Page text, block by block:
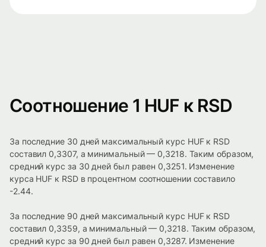
Соотношение 1 HUF к RSD
За последние 30 дней максимальный курс HUF к RSD
составил 0,3307, а минимальный — 0,3218. Таким образом,
средний курс за 30 дней был равен 0,3251. Изменение
курса HUF к RSD в процентном соотношении составило
-2.44.
За последние 90 дней максимальный курс HUF к RSD
составил 0,3359, а минимальный — 0,3218. Таким образом,
средний курс за 90 дней был равен 0,3287. Изменение